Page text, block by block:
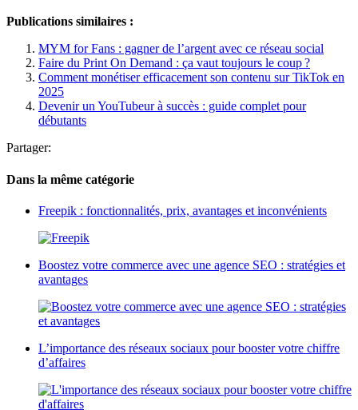
Publications similaires :
MYM for Fans : gagner de l’argent avec ce réseau social
Faire du Print On Demand : ça vaut toujours le coup ?
Comment monétiser efficacement son contenu sur TikTok en
2025
Devenir un YouTubeur à succès : guide complet pour
débutants
Partager:
Dans la même catégorie
Freepik : fonctionnalités, prix, avantages et inconvénients
Boostez votre commerce avec une agence SEO : stratégies et
avantages
L’importance des réseaux sociaux pour booster votre chiffre
d’affaires